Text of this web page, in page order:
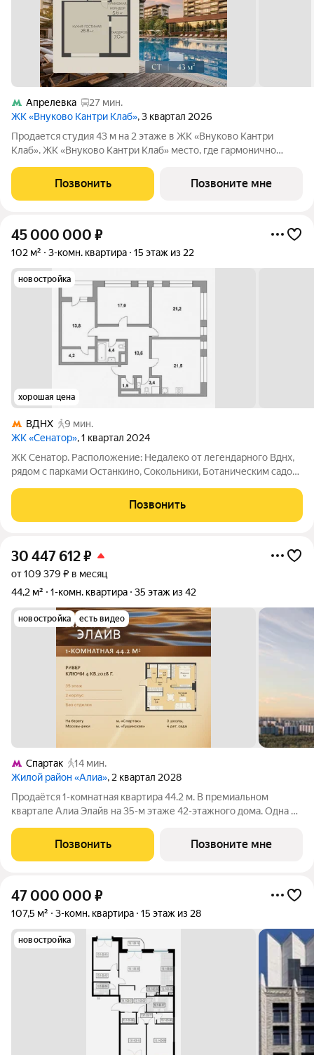
Апрелевка
27 мин.
ЖК «Внуково Кантри Клаб», 3 квартал 2026
Продается студия 43 м на 2 этаже в ЖК «Внуково Кантри
Клаб». ЖК «Внуково Кантри Клаб» место, где гармонично
мегаполиса. Пространство, созданное для тех, кто ценит
уединение, премиальный сервис и
Позвонить Позвоните мне
45 000 000 ₽
102 м² 3-комн. квартира 15 этаж из 22
новостройка
хорошая цена
ВДНХ
9 мин.
ЖК «Сенатор», 1 квартал 2024
ЖК Сенатор. Расположение: Недалеко от легендарного Вднх,
рядом с парками Останкино, Сокольники, Ботаническим садом.
метро Вднх 850 м, до центра 10 минут на автомобиле.
Удобный прямой выезд на
Позвонить
30 447 612₽
от 109 379 ₽ в месяц
44,2 м²
1-комн. квартира 35 этаж из 42
новостройка есть видео
Спартак
14 мин.
Жилой район «Алиа», 2 квартал 2028
Продаётся 1-комнатная квартира 44.2 м. В премиальном
квартале Алиа Элайв на 35-м этаже 42-этажного дома. Одна из
премиальный квартал Алиа Элайв. Это две башни LIGHTHOUSE
от бюро APEX на первой
Позвонить Позвоните мне
47 000 000 ₽
107,5 м² 3-комн. квартира 15 этаж из 28
новостройка